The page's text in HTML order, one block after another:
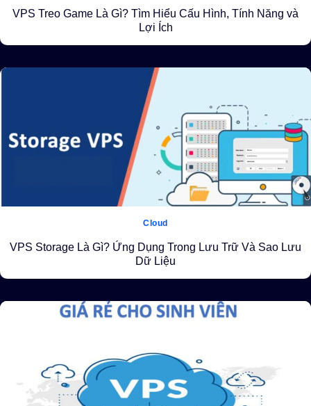
VPS Treo Game Là Gì? Tìm Hiểu Cấu Hình, Tính Năng và
Lợi Ích
Cloud
VPS Storage Là Gì? Ứng Dụng Trong Lưu Trữ Và Sao Lưu
Dữ Liệu